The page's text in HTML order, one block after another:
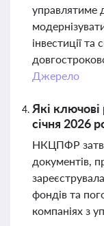
управлятиме
інвестиції та
Джерело
Які
січня 2026
НКЦПФР
документів,
фондів та
компаніях з